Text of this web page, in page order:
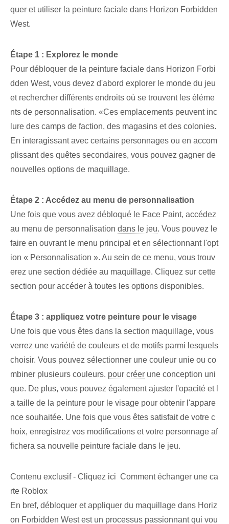
quer et utiliser la peinture faciale dans Horizon Forbidden
West.
Étape ⁤1 : Explorez le monde
Pour débloquer de la peinture faciale dans Horizon Forbi
dden West, vous devez d'abord explorer le monde du jeu
et rechercher différents endroits où se trouvent les éléme
nts de personnalisation. «Ces⁤ emplacements peuvent inc
lure des camps de faction, des magasins et des colonies.
En interagissant avec certains personnages ou en accom
plissant des quêtes secondaires, vous pouvez gagner de
nouvelles options de maquillage.
Étape 2 : Accédez au menu de personnalisation
Une fois que vous avez débloqué le Face Paint, accédez
au menu de personnalisation dans le jeu. ⁤Vous pouvez le
faire en ouvrant ⁢le ⁢menu principal et en sélectionnant l'opt
ion⁢ « Personnalisation ». Au sein de ce menu, vous trouv
erez une section ‌dédiée ⁤au maquillage. Cliquez sur cette
section pour accéder à toutes les options disponibles.
Étape 3 : appliquez votre peinture pour le visage
Une fois que vous êtes dans la section maquillage, vous
verrez une variété de couleurs et de motifs parmi lesquels
choisir. Vous pouvez sélectionner une couleur unie ou co
mbiner plusieurs couleurs. pour créer une conception uni
que. De plus, vous pouvez également ajuster l'opacité et l
a taille de la peinture pour le visage pour obtenir l'appare
nce souhaitée. Une fois que vous êtes satisfait de votre c
hoix, enregistrez vos modifications et votre personnage af
fichera sa nouvelle peinture faciale dans le jeu.
Contenu exclusif - Cliquez ici Comment échanger une ca
rte Roblox
En bref, débloquer et appliquer du maquillage dans Horiz
on Forbidden West est un processus passionnant qui vou